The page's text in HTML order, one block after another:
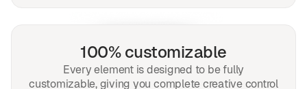
100% customizable
Every element is designed to be fully
customizable, giving you complete creative control